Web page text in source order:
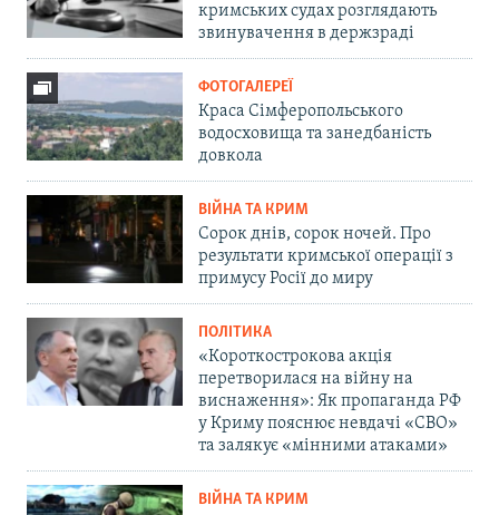
кримських судах розглядають
звинувачення в держзраді
ФОТОГАЛЕРЕЇ
Краса Сімферопольського
водосховища та занедбаність
довкола
ВІЙНА ТА КРИМ
Сорок днів, сорок ночей. Про
результати кримської операції з
примусу Росії до миру
ПОЛІТИКА
«Короткострокова акція
перетворилася на війну на
виснаження»: Як пропаганда РФ
у Криму пояснює невдачі «СВО»
та залякує «мінними атаками»
ВІЙНА ТА КРИМ